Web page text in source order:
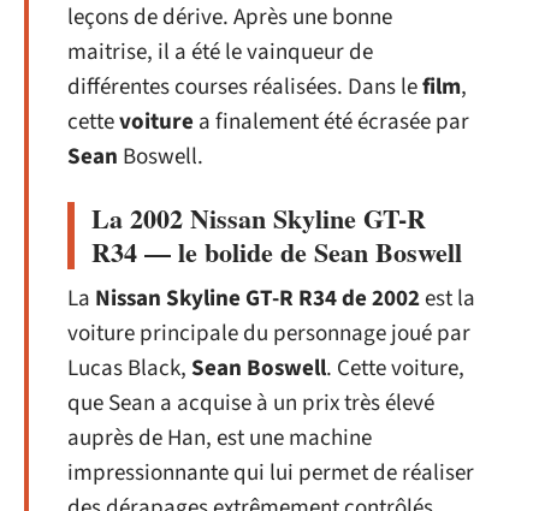
leçons de dérive. Après une bonne
maitrise, il a été le vainqueur de
différentes courses réalisées. Dans lefilm,
cettevoiture a finalement été écrasée par
Sean Boswell.
La 2002 Nissan Skyline GT-R
R34 — le bolide de Sean Boswell
La Nissan Skyline GT-R R34 de 2002est la
voiture principale du personnage joué par
Lucas Black,Sean Boswell. Cette voiture,
que Sean a acquise à un prix très élevé
auprès de Han, est une machine
impressionnante qui lui permet de réaliser